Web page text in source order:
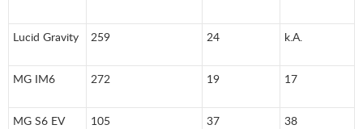
Lucid Gravity 259 24 k.A.
MG IM6 272 19 17
MG S6 EV 105 37 38